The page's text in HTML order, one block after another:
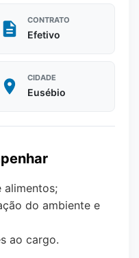
CONTRATO
Efetivo
CIDADE
Eusébio
alimentos;
do ambiente e
ao cargo.